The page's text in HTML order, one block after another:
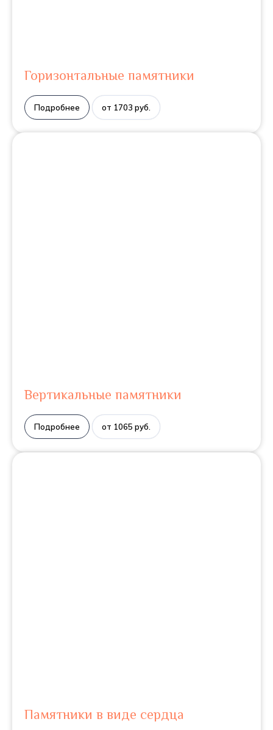
Горизонтальные памятники
Подробнее от 1703 руб.
Вертикальные памятники
Подробнее от 1065 руб.
Памятники в виде сердца